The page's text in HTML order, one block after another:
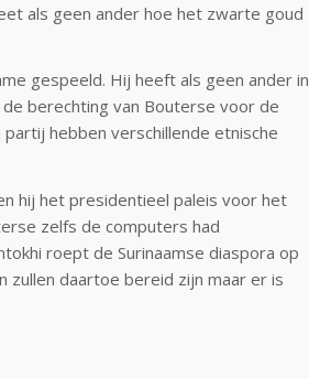
als geen ander hoe het zwarte goud
gespeeld. Hij heeft als geen ander in
berechting van Bouterse voor de
hebben verschillende etnische
hij het presidentieel paleis voor het
zelfs de computers had
roept de Surinaamse diaspora op
zullen daartoe bereid zijn maar er is